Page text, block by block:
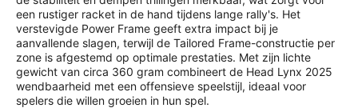
een rustiger racket in de hand tijdens lange rally's. Het
verstevigde Power Frame geeft extra impact bij je
aanvallende slagen, terwijl de Tailored Frame-constructie per
zone is afgestemd op optimale prestaties. Met zijn lichte
gewicht van circa 360 gram combineert de Head Lynx 2025
wendbaarheid met een offensieve speelstijl, ideaal voor
spelers die willen groeien in hun spel.